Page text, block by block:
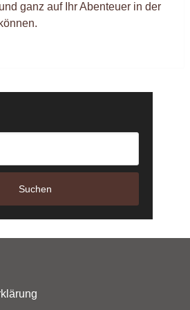
ganz auf Ihr Abenteuer in der
Suchen